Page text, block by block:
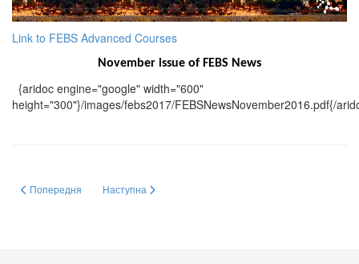
Link to FEBS Advanced Courses
November issue of FEBS News
{aridoc engine="google" width="600"
height="300"}/images/febs2017/FEBSNewsNovember2016.pdf{/
Попередня стаття: За особливі досягнення у розбудові столиці України
Попередня Наступна стаття: Нагородження переможців ІІ
Наступна